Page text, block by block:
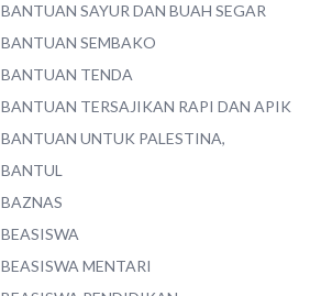
BANTUAN SAYUR DAN BUAH SEGAR
BANTUAN SEMBAKO
BANTUAN TENDA
BANTUAN TERSAJIKAN RAPI DAN APIK
BANTUAN UNTUK PALESTINA,
BANTUL
BAZNAS
BEASISWA
BEASISWA MENTARI